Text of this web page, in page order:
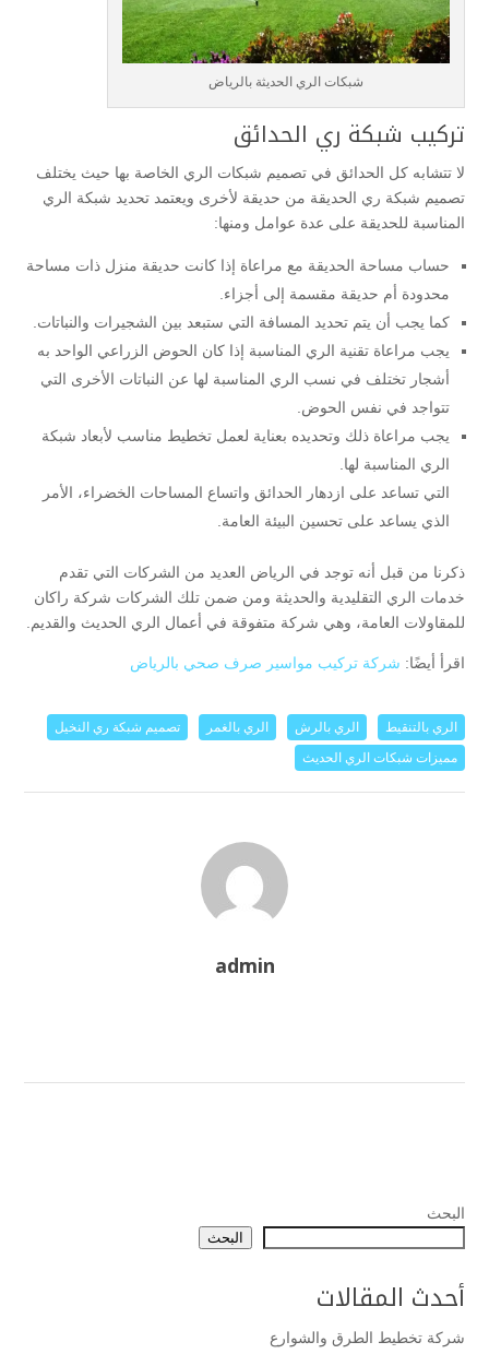
شبكات الري الحديثة بالرياض
تركيب شبكة ري الحدائق
لا تتشابه كل الحدائق في تصميم شبكات الري الخاصة بها حيث يختلف
تصميم شبكة ري الحديقة من حديقة لأخرى ويعتمد تحديد شبكة الري
المناسبة للحديقة على عدة عوامل ومنها:
حساب مساحة الحديقة مع مراعاة إذا كانت حديقة منزل ذات مساحة
محدودة أم حديقة مقسمة إلى أجزاء.
كما يجب أن يتم تحديد المسافة التي ستبعد بين الشجيرات والنباتات.
يجب مراعاة تقنية الري المناسبة إذا كان الحوض الزراعي الواحد به
أشجار تختلف في نسب الري المناسبة لها عن النباتات الأخرى التي
تتواجد في نفس الحوض.
يجب مراعاة ذلك وتحديده بعناية لعمل تخطيط مناسب لأبعاد شبكة
الري المناسبة لها.
التي تساعد على ازدهار الحدائق واتساع المساحات الخضراء، الأمر
الذي يساعد على تحسين البيئة العامة.
ذكرنا من قبل أنه توجد في الرياض العديد من الشركات التي تقدم
خدمات الري التقليدية والحديثة ومن ضمن تلك الشركات شركة راكان
للمقاولات العامة، وهي شركة متفوقة في أعمال الري الحديث والقديم.
اقرأ أيضًا: شركة تركيب مواسير صرف صحي بالرياض
الري بالتنقيط الري بالرش الري بالغمر
تصميم شبكة ري النخيل
مميزات شبكات الري الحديث
admin
البحث
البحث
أحدث المقالات
شركة تخطيط الطرق والشوارع